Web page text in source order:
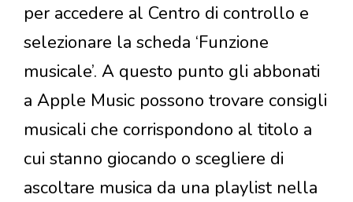
per accedere al Centro di controllo e
selezionare la scheda ‘Funzione
musicale’. A questo punto gli abbonati
a Apple Music possono trovare consigli
musicali che corrispondono al titolo a
cui stanno giocando o scegliere di
ascoltare musica da una playlist nella